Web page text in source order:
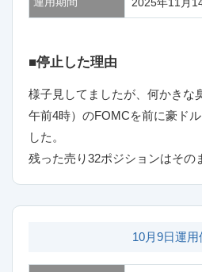
2025年11月
■停止した理由
様子見してましたが、何かきな
午前4時）のFOMCを前に豪ド
した。
残った売り32ポジションはその
10月9日運用